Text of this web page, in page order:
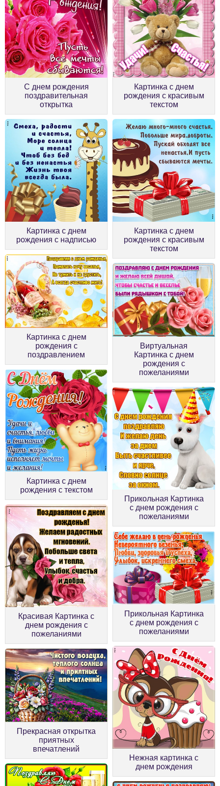
С днем рождения
поздравительная
открытка
Картинка с днем
рождения с красивым
текстом
Картинка с днем
рождения с надписью
Картинка с днем
рождения с красивым
текстом
Картинка с днем
рождения с
поздравлением
Виртуальная
Картинка с днем
рождения с
пожеланиями
Картинка с днем
рождения с текстом
Прикольная Картинка
с днем рождения с
пожеланиями
Красивая Картинка с
днем рождения с
пожеланиями
Прикольная Картинка
с днем рождения с
пожеланиями
Прекрасная открытка
приятных
впечатлений
Нежная картинка с
днем рождения